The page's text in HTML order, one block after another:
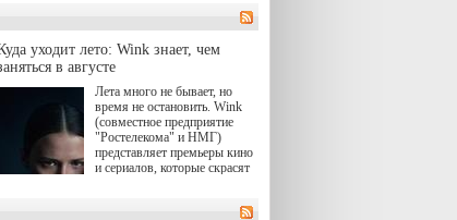
соревнования по онлайн-игре
"Ростелеком", партия
"Единая Россия", игровая
Победы.
уходит лето: Wink знает, чем
в августе
Лета много не бывает, но
время не остановить. Wink
(совместное предприятие
"Ростелекома" и НМГ)
представляет премьеры кино
и сериалов, которые скрасят